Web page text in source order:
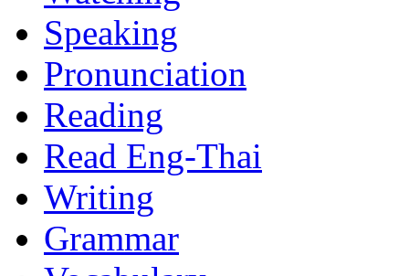
Speaking
Pronunciation
Reading
Read Eng-Thai
Writing
Grammar